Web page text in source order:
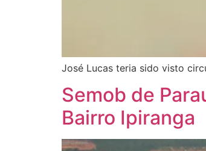
José Lucas teria sido visto
Semob de
Bairro Ipiranga